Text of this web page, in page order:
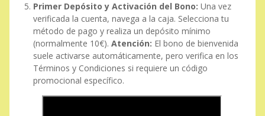
Primer Depósito y Activación del Bono: Una vez
verificada la cuenta, navega a la caja. Selecciona tu
método de pago y realiza un depósito mínimo
(normalmente 10€). Atención: El bono de bienvenida
suele activarse automáticamente, pero verifica en los
Términos y Condiciones si requiere un código
promocional específico.